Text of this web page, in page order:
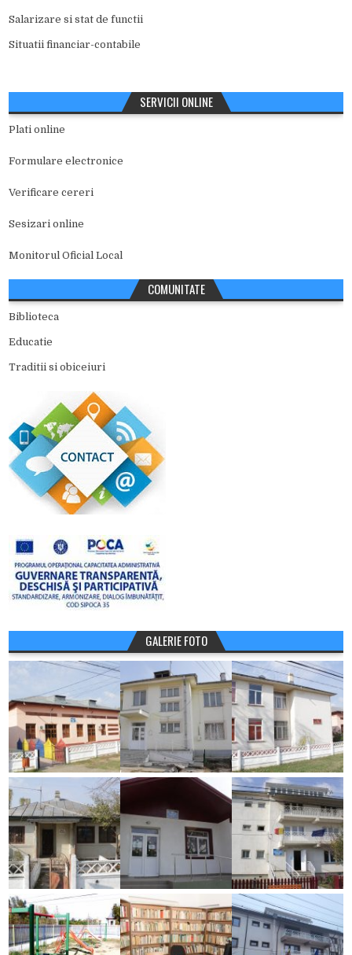
Salarizare si stat de functii
Situatii financiar-contabile
SERVICII ONLINE
Plati online
Formulare electronice
Verificare cereri
Sesizari online
Monitorul Oficial Local
COMUNITATE
Biblioteca
Educatie
Traditii si obiceiuri
GALERIE FOTO